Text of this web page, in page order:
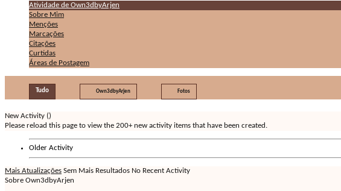
Atividade de Own3dbyArjen
Sobre Mim
Menções
Marcações
Citações
Curtidas
Áreas de Postagem
Tudo Own3dbyArjen Fotos
New Activity ()
Please reload this page to view the 200+ new activity items that have been created.
Older Activity
Mais Atualizações Sem Mais Resultados No Recent Activity
Sobre Own3dbyArjen